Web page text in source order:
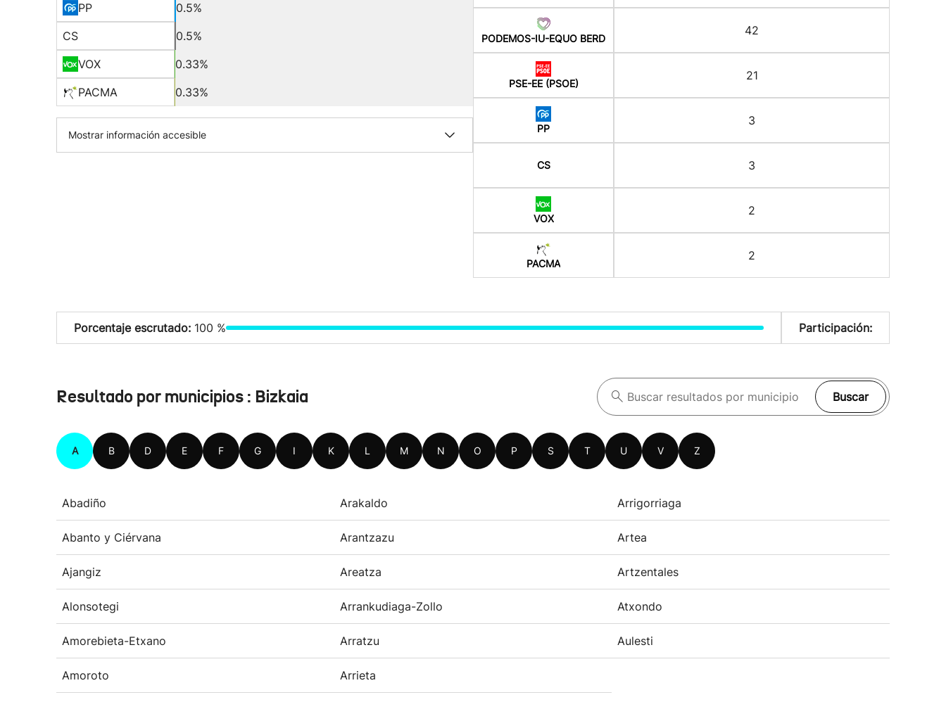
PP
0.5%
CS
0.5%
VOX
0.33%
PACMA
0.33%
Mostrar información accesible
PODEMOS-IU-EQUO BERD
42
PSE-EE (PSOE)
21
PP
3
CS 3
VOX
2
PACMA
2
Porcentaje escrutado: 100 % Participación:
Resultado por municipios : Bizkaia Buscar
A B D E F G I K L M N O P S T U V Z
Abadiño Arakaldo Arrigorriaga
Abanto y Ciérvana Arantzazu Artea
Ajangiz Areatza Artzentales
Alonsotegi Arrankudiaga-Zollo Atxondo
Amorebieta-Etxano Arratzu Aulesti
Amoroto Arrieta